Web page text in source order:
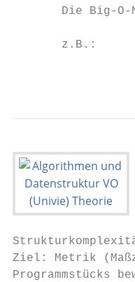
Die Big-
       z.B.:
Ziel: Metrik
Programmstücks